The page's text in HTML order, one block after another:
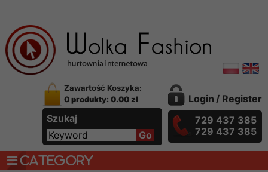
Zawartość Koszyka:
0 produkty: 0.00 zł
Szukaj
Login / Register
729 437 385
729 437 385
CATEGORY